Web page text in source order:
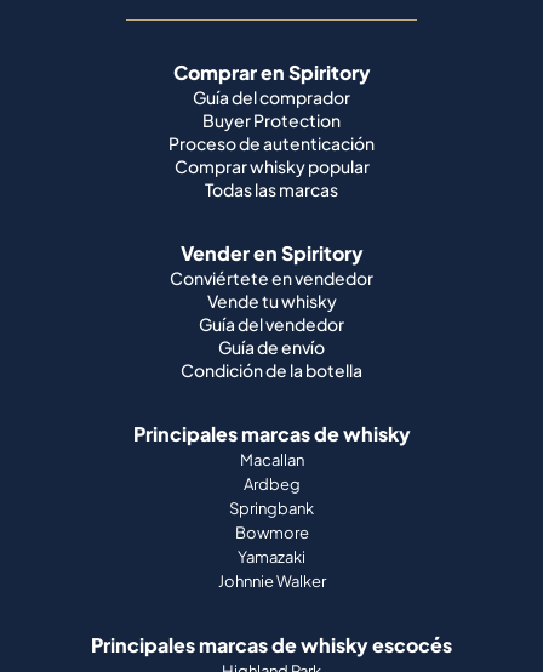
Comprar en Spiritory
Guía del comprador
Buyer Protection
Proceso de autenticación
Comprar whisky popular
Todas las marcas
Vender en Spiritory
Conviértete en vendedor
Vende tu whisky
Guía del vendedor
Guía de envío
Condición de la botella
Principales marcas de whisky
Macallan
Ardbeg
Springbank
Bowmore
Yamazaki
Johnnie Walker
Principales marcas de whisky escocés